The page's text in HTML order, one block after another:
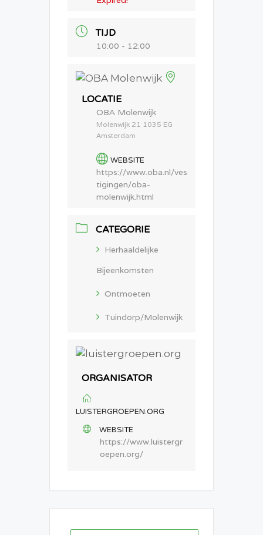
TIJD
10:00 - 12:00
LOCATIE
OBA Molenwijk
Molenwijk 21 1035 EG
Amsterdam
WEBSITE
https://www.oba.nl/ves
tigingen/oba-
molenwijk.html
CATEGORIE
Herhaaldelijke
Bijeenkomsten
Ontmoeten
Tuindorp/Molenwijk
ORGANISATOR
LUISTERGROEPEN.ORG
WEBSITE
https://www.luistergr
oepen.org/